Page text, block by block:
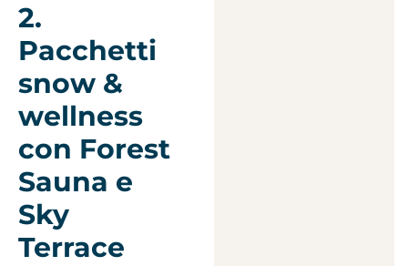
2.
Pacchetti
snow &
wellness
con Forest
Sauna e
Sky
Terrace